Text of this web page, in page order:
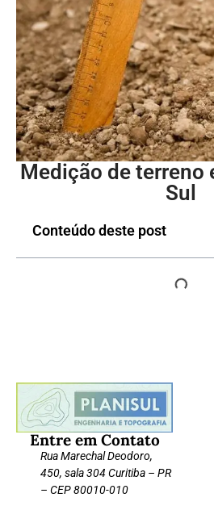
Medição de terreno
Sul
Conteúdo deste post
Entre em Contato
Rua Marechal Deodoro,
450, sala 304 Curitiba – PR
– CEP 80010-010